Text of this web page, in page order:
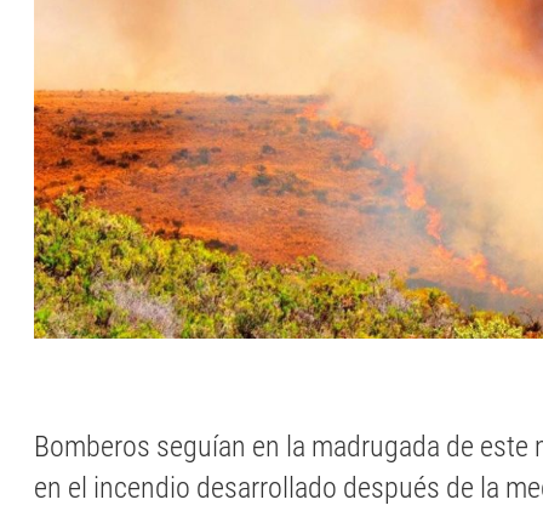
Bomberos seguían en la madrugada de este
en el incendio desarrollado después de la